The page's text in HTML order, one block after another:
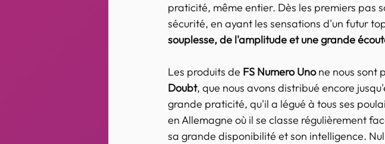
praticité, même entier. Dès les premiers pas
sécurité, en ayant les sensations d'un futur
souplesse, de l'amplitude et une grande
Les produits de FS Numero Uno ne nous sont
Doubt, que nous avons distribué encore
grande praticité, qu'il a légué à tous ses
en Allemagne où il se classe régulièrement
sa grande disponibilité et son intelligence.